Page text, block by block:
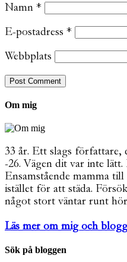
Namn *
E-postadress *
Webbplats
Om mig
33 år. Ett slags författare,
-26. Vägen dit var inte lätt.
Ensamstående mamma
istället för att städa.
något stort väntar runt
Läs mer om mig och
Sök på bloggen